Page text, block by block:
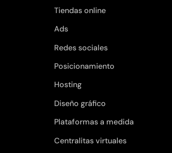
Tiendas online
Ads
Redes sociales
Posicionamiento
Hosting
Diseño gráfico
Plataformas a medida
Centralitas virtuales